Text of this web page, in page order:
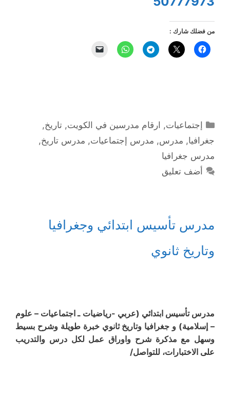
من فضلك شارك :
التصنيفات
إجتماعيات, ارقام مدرسين في الكويت,تاريخ,
جغرافيا, مدرس, مدرس إجتماعيات, مدرس تاريخ,
مدرس جغرافيا
أضف تعليق
مدرس تأسيس ابتدائي وجغرافيا
وتاريخ ثانوي
مدرس تأسيس ابتدائي (عربي -رياضيات ـ اجتماعيات – علوم
– إسلامية) و جغرافيا وتاريخ ثانوي خبرة طويلة وشرح بسيط
وسهل مع مذكرة شرح واوراق عمل لكل درس والتدريب
على الاختبارات، للتواصل/